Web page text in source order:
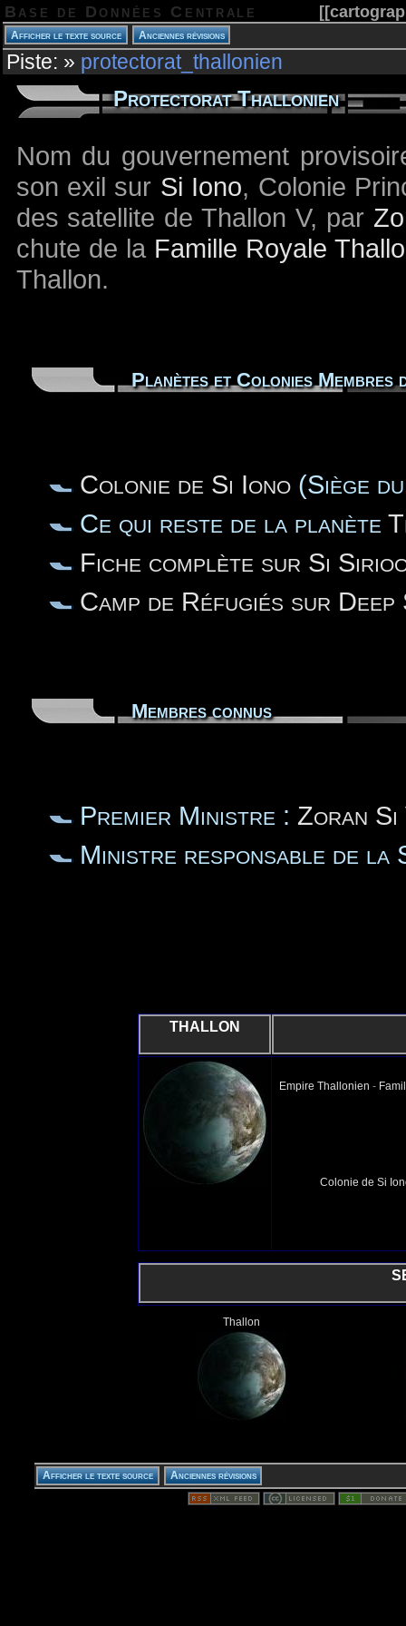
[[
Base de Données Centrale
Piste: » protectorat_thallonien
Protectorat Thallonien
Nom du gouvernement
son exil sur Si Iono, Colonie
des satellite de Thallon V, par
chute de la Famille Royale
Thallon.
Planètes et Colonies
Colonie de Si Iono(Siège
Ce qui reste de la planète
Fiche complète sur Si
Camp de Réfugiés sur Deep
Membres connus
Premier Ministre : Zoran Si
Ministre responsable de la
THALLON
Empire Thallonien -
Colonie de Si
Thallon